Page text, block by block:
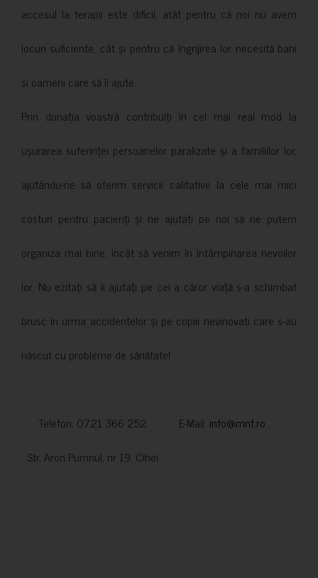
accesul la terapii este dificil, atât pentru că noi nu avem
locuri suficiente, cât și pentru că îngrijirea lor necesită bani
și oameni care să îi ajute.
Prin donația voastră contribuiți în cel mai real mod la
ușurarea suferinței persoanelor paralizate și a familiilor lor,
ajutându-ne să oferim servicii calitative la cele mai mici
costuri pentru pacienți și ne ajutați pe noi să ne putem
organiza mai bine, încât să venim în întâmpinarea nevoilor
lor. Nu ezitați să îi ajutați pe cei a căror viață s-a schimbat
brusc în urma accidentelor și pe copiii nevinovati care s-au
născut cu probleme de sănătate!
Telefon: 0721 366 252 E-Mail: info@mnf.ro
Str. Aron Pumnul, nr 19, Cihei